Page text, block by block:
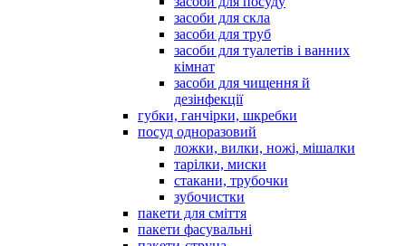
засоби для скла
засоби для труб
засоби для туалетів і ванних
кімнат
засоби для чищення й
дезінфекції
губки, ганчірки, шкребки
посуд одноразовий
ложки, вилки, ножі, мішалки
тарілки, миски
стакани, трубочки
зубочистки
пакети для сміття
пакети фасувальні